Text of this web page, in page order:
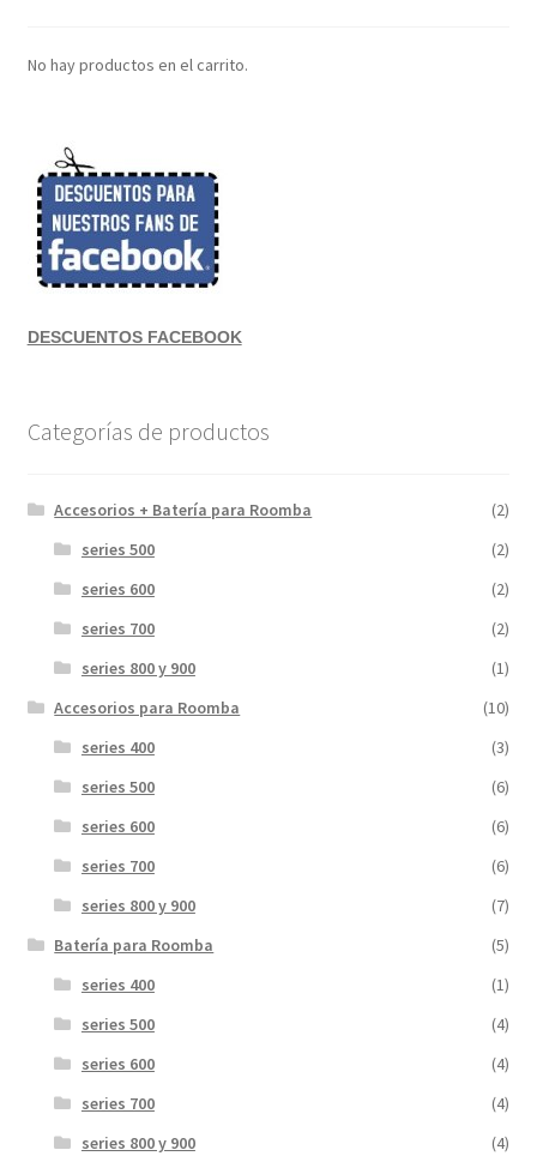
No hay productos en el carrito.
DESCUENTOS FACEBOOK
Categorías de productos
Accesorios + Batería para Roomba
(2)
series 500
(2)
series 600
(2)
series 700
(2)
series 800 y 900
(1)
Accesorios para Roomba
(10)
series 400
(3)
series 500
(6)
series 600
(6)
series 700
(6)
series 800 y 900
(7)
Batería para Roomba
(5)
series 400
(1)
series 500
(4)
series 600
(4)
series 700
(4)
series 800 y 900
(4)